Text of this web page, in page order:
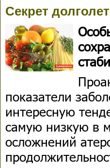
Секрет
показатели
интересную
самую низкую в
осложнений